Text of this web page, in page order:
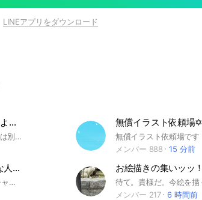
LINEアプリをダウンロード
原神イラスト部屋‼️〜画力向上しよーぜ👊👊〜
ここは原神のイラスト部屋です‼️ 雑談は別トークルームご用意してます🙌🏻 アイコンは原神関係の自作イラスト、LINE公式アイコン、原神内のスクショなど原神に関するもののみ 他作は知り合いから許可を貰っているもの以外お勧めしません！ ⤴︎を満たしていない方はその時点で通してません！ みんなでイラストを見せあって楽しく話しましょう！ ここのみんな優しすぎて自己肯定感爆上げしてくれるからモチベが行方不明ちゃんになってる人にオススメ 追記 無言での即抜けは再参加禁止対象です 理由等言っていただければ大丈夫です それと衣装変更は必ず雑談かノートです！！！！このルール破られがちなので守ってくださいほんとに！！ 最近あまりにも無言即抜け多いので原神ほんとにやってるかの確認で好きなキャラ答えてもらってます！ 以上！ #原神 #イラスト #雑談
無償イラスト依頼場✡
メンバー 888
15 分前
初心者大歓迎！！お絵描き好きな人おいで！！
お絵描きが大好きな人のためのオプチャです(？？？) もちろん、お絵描きが苦手な人や、初心者さんも大歓迎です！！ みんなでアドバイスをしたりなどもOKです！ まず、入ったらノートのご確認をお願いしますm(*_ _)m
メンバー 217
6 時間前